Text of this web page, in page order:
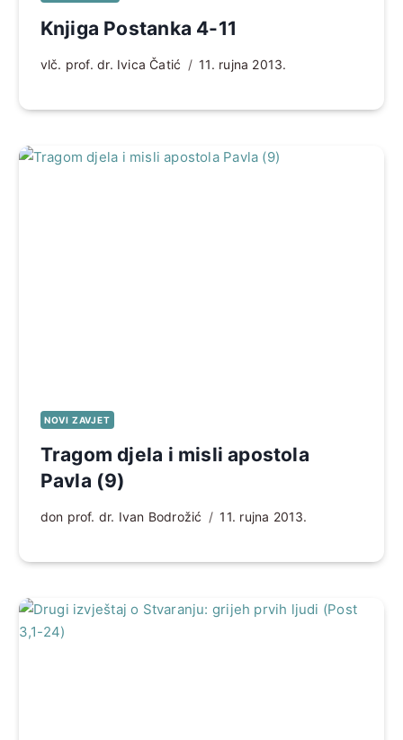
Knjiga Postanka 4-11
vlč. prof. dr. Ivica Čatić 11. rujna 2013.
NOVI ZAVJET
Tragom djela i misli apostola
Pavla (9)
don prof. dr. Ivan Bodrožić 11. rujna 2013.